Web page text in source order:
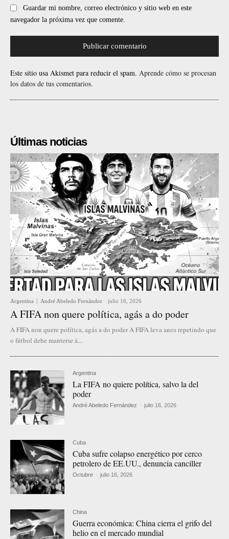
Guardar mi nombre, correo electrónico y sitio web en este
navegador la próxima vez que comente.
Este sitio usa Akismet para reducir el spam. Aprende cómo se procesan
los datos de tus comentarios.
Últimas noticias
Argentina André Abeledo Fernández - julio 16, 2026
A FIFA non quere política, agás a do poder
A FIFA non quere política, agás a do poder A FIFA leva anos repetindo que
o fútbol debe manterse á...
Argentina
La FIFA no quiere política, salvo la del
poder
André Abeledo Fernández - julio 16, 2026
Cuba
Cuba sufre colapso energético por cerco
petrolero de EE.UU., denuncia canciller
Octubre - julio 16, 2026
China
Guerra económica: China cierra el grifo del
helio en el mercado mundial